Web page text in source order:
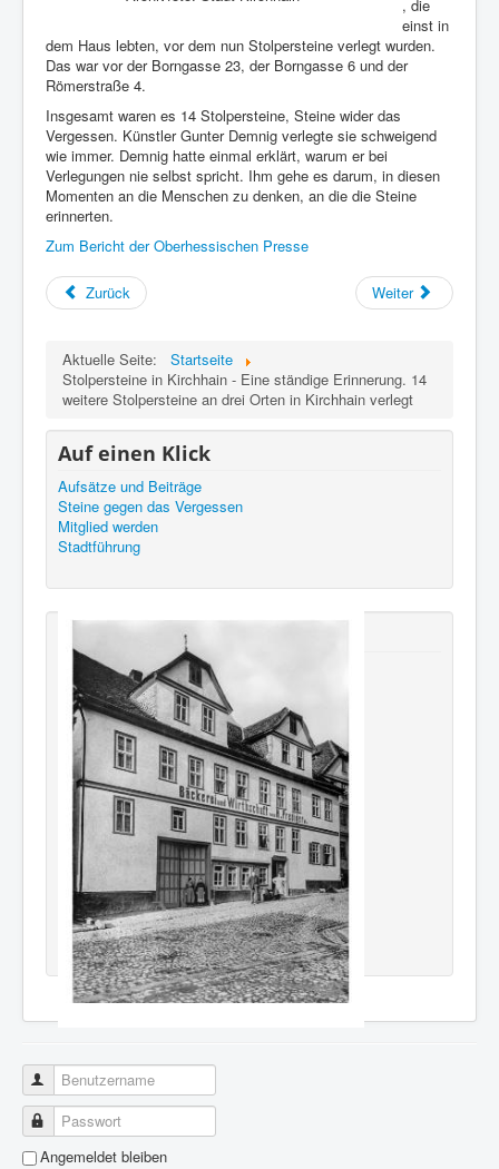
, die
einst in
dem Haus lebten, vor dem nun Stolpersteine verlegt wurden.
Das war vor der Borngasse 23, der Borngasse 6 und der
Römerstraße 4.
Insgesamt waren es 14 Stolpersteine, Steine wider das
Vergessen. Künstler Gunter Demnig verlegte sie schweigend
wie immer. Demnig hatte einmal erklärt, warum er bei
Verlegungen nie selbst spricht. Ihm gehe es darum, in diesen
Momenten an die Menschen zu denken, an die die Steine
erinnerten.
Zum Bericht der Oberhessischen Presse
Zurück Weiter
Aktuelle Seite:
Startseite
Stolpersteine in Kirchhain - Eine ständige Erinnerung. 14
weitere Stolpersteine an drei Orten in Kirchhain verlegt
Auf einen Klick
Aufsätze und Beiträge
Steine gegen das Vergessen
Mitglied werden
Stadtführung
Neu erschienen
Benutzername
Passwort
Angemeldet bleiben